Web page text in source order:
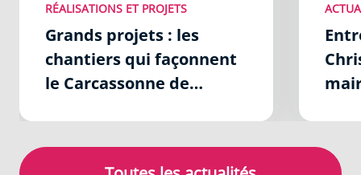
RÉALISATIONS ET PROJETS
Grands projets : les
chantiers qui façonnent
le Carcassonne de